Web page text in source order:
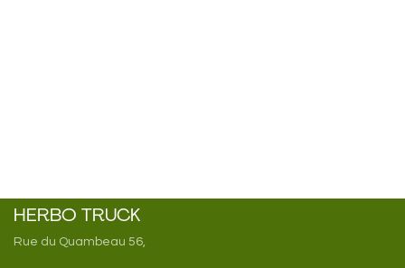
HERBO TRUCK
Rue du Quambeau 56,